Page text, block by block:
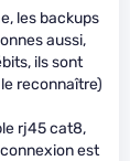
les backups
aussi,
ils sont
reconnaître)
rj45 cat8,
est